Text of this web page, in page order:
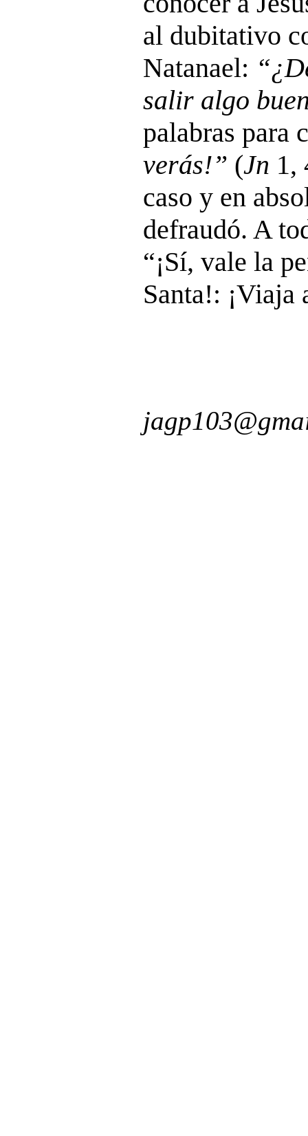
al dubitativo
Natanael:
salir algo
palabras para
verás!” (Jn 1,
caso y en
defraudó. A
“¡Sí, vale la
Santa!: